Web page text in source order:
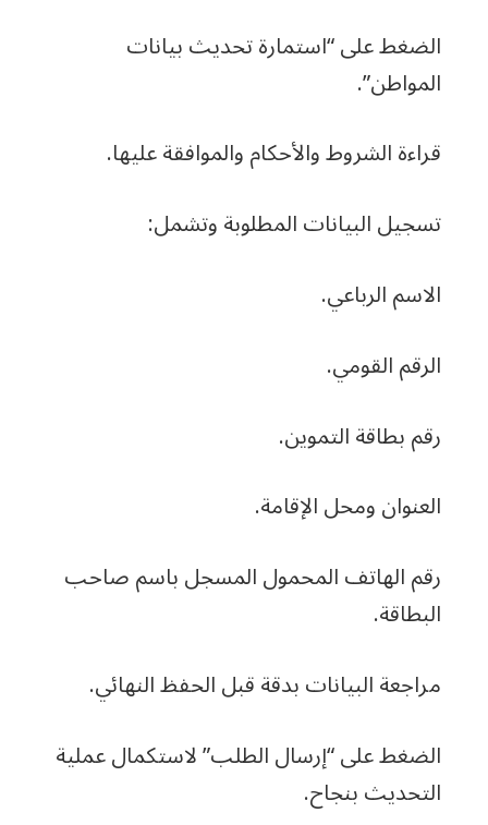
الضغط على “استمارة تحديث بيانات
المواطن”.
قراءة الشروط والأحكام والموافقة عليها.
تسجيل البيانات المطلوبة وتشمل:
الاسم الرباعي.
الرقم القومي.
رقم بطاقة التموين.
العنوان ومحل الإقامة.
رقم الهاتف المحمول المسجل باسم صاحب
البطاقة.
مراجعة البيانات بدقة قبل الحفظ النهائي.
الضغط على “إرسال الطلب” لاستكمال عملية
التحديث بنجاح.